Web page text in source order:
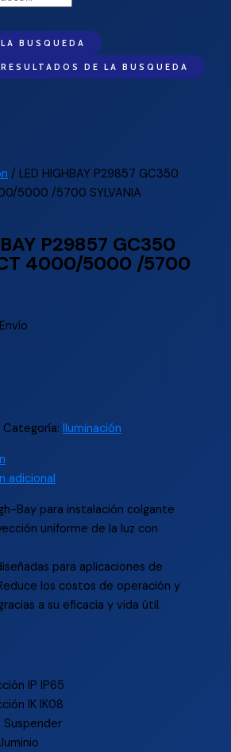
BUSQUEDA
DE LA BUSQUEDA
/ LED HIGHBAY P29857 GC350
5000 /5700 SYLVANIA
P29857 GC350
4000/5000 /5700
Categoría:Iluminación
adicional
Bay para instalación colgante
uniforme de la luz con
para aplicaciones de
los costos de operación y
a su eficacia y vida útil.
IP IP65
IK IK08